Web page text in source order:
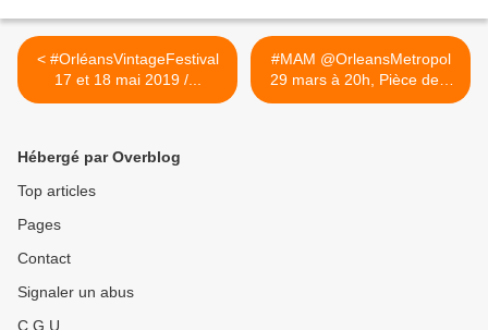
< #OrléansVintageFestival
17 et 18 mai 2019 /...
#MAM @OrleansMetropol
29 mars à 20h, Pièce de...
>
Hébergé par Overblog
Top articles
Pages
Contact
Signaler un abus
C.G.U.